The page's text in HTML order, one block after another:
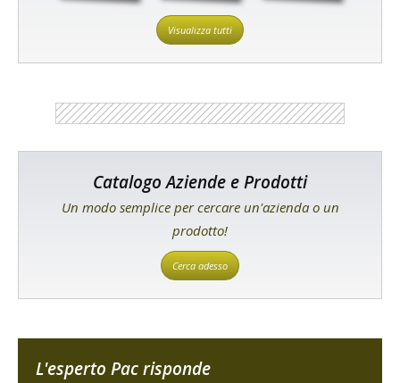
Visualizza tutti
Catalogo Aziende e Prodotti
Un modo semplice per cercare un'azienda o un
prodotto!
Cerca adesso
L'esperto Pac risponde